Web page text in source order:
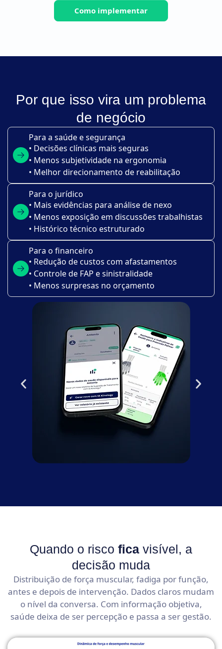
Como implementar
Por que isso vira um problema
de negócio
Para a saúde e segurança
• Decisões clínicas mais seguras
• Menos subjetividade na ergonomia
• Melhor direcionamento de reabilitação
Para o jurídico
• Mais evidências para análise de nexo
• Menos exposição em discussões trabalhistas
• Histórico técnico estruturado
Para o financeiro
• Redução de custos com afastamentos
• Controle de FAP e sinistralidade
• Menos surpresas no orçamento
Quando o risco fica visível, a
decisão muda
Distribuição de força muscular, fadiga por função,
antes e depois de intervenção. Dados claros mudam
o nível da conversa. Com informação objetiva,
saúde deixa de ser percepção e passa a ser gestão.